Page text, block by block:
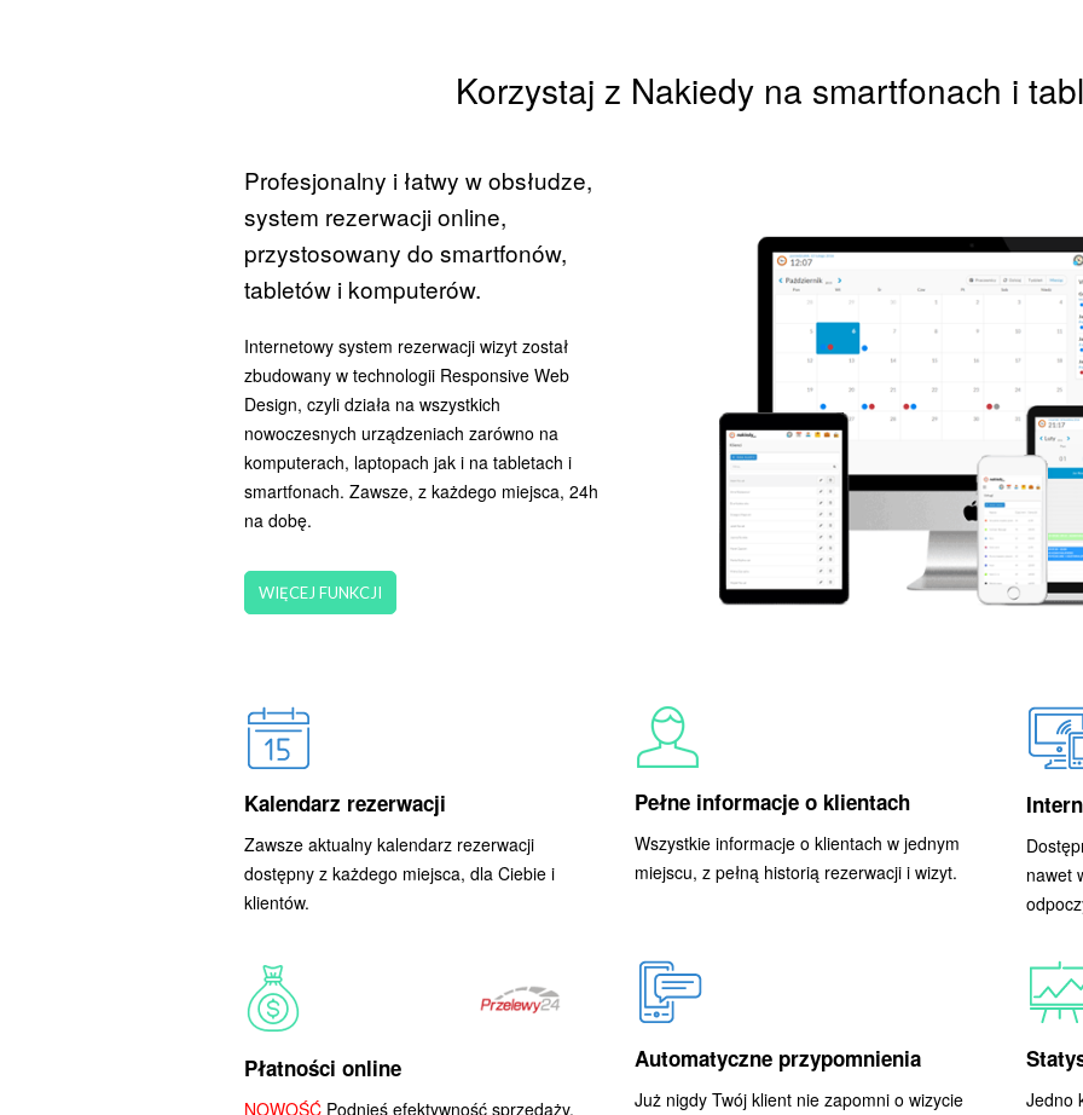
Korzystaj z Nakiedy na smartfonach i
Profesjonalny i łatwy w obsłudze,
system rezerwacji online,
przystosowany do smartfonów,
tabletów i komputerów.
Internetowy system rezerwacji wizyt został
zbudowany w technologii Responsive Web
Design, czyli działa na wszystkich
nowoczesnych urządzeniach zarówno na
komputerach, laptopach jak i na tabletach i
smartfonach. Zawsze, z każdego miejsca, 24h
na dobę.
WIĘCEJ FUNKCJI
Kalendarz rezerwacji
Zawsze aktualny kalendarz rezerwacji
dostępny z każdego miejsca, dla Ciebie i
klientów.
Pełne informacje o klientach
Wszystkie informacje o klientach w jednym
miejscu, z pełną historią rezerwacji i wizyt.
nawet
Płatności online
NOWOŚĆ Podnieś efektywność sprzedaży,
Automatyczne przypomnienia
Już nigdy Twój klient nie zapomni o wizycie
Jedno